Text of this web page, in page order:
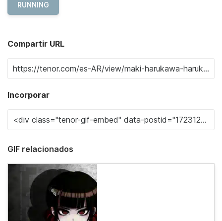
RUNNING
Compartir URL
Incorporar
GIF relacionados